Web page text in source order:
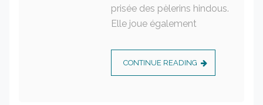
prisée des pèlerins hindous.
Elle joue également
CONTINUE READING